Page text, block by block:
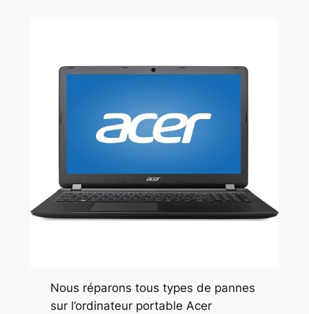
Nous réparons tous types de pannes
sur l’ordinateur portable Acer